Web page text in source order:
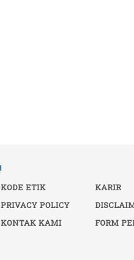
KODE ETIK
KARIR
PRIVACY POLICY
KONTAK KAMI
FORM